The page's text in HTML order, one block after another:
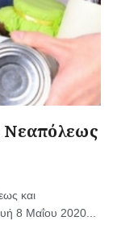
Νεαπόλεως
και
8 Μαΐου 2020...